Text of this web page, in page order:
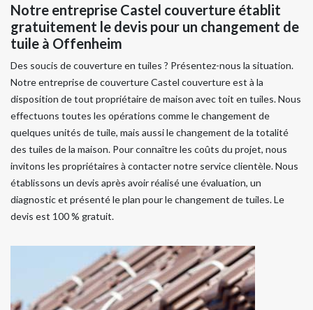
Notre entreprise Castel couverture établit
gratuitement le devis pour un changement de
tuile à Offenheim
Des soucis de couverture en tuiles ? Présentez-nous la situation.
Notre entreprise de couverture Castel couverture est à la
disposition de tout propriétaire de maison avec toit en tuiles. Nous
effectuons toutes les opérations comme le changement de
quelques unités de tuile, mais aussi le changement de la totalité
des tuiles de la maison. Pour connaître les coûts du projet, nous
invitons les propriétaires à contacter notre service clientèle. Nous
établissons un devis après avoir réalisé une évaluation, un
diagnostic et présenté le plan pour le changement de tuiles. Le
devis est 100 % gratuit.